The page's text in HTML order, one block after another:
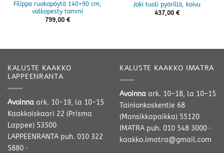
Filippa ruokapöytä 140×90 cm,
valkopesty tammi
799,00 €
Joki tuoli pyörillä, koivu
437,00 €
KALUSTE KAAKKO
LAPPEENRANTA
Avoinna ark. 10-19, la 10-15
Kaakkoiskaari 22 (Prisma
Lappee) 53500
LAPPEENRANTA puh. 010 322
5880 ·
KALUSTE KAAKKO IMATRA
Avoinna ark. 10–18, la 10–15
Tainionkoskentie 68
(Mansikkapaikka) 55120
IMATRA puh. 010 548 3000 ·
kaakko.imatra@gmail.com